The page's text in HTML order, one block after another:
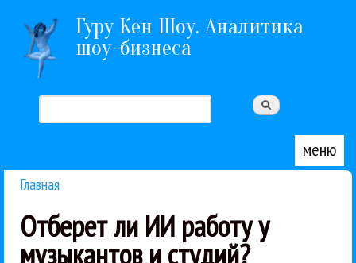
Перейти к основному содержанию
Гуру Кен Шоу. Аналитика
шоу-бизнеса
Форма поиска
меню
Вы здесь
Главная
Отберет ли ИИ работу у
музыкантов и студий?